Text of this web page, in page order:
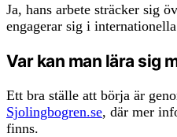
Ja, hans arbete sträcker sig
engagerar sig i
Var kan man lära sig
Ett bra ställe att börja är
Sjolingbogren.se, där mer
finns.